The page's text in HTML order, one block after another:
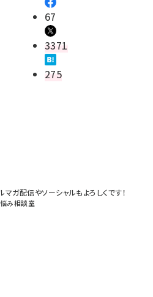
67
3371
275
ガ配信やソーシャルもよろしくです！
み相談室